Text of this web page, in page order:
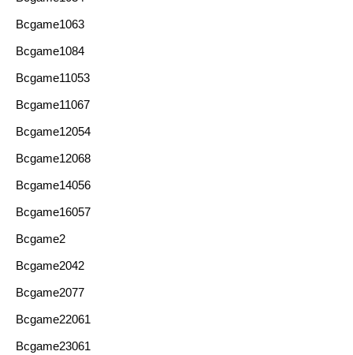
Bcgame1063
Bcgame1084
Bcgame11053
Bcgame11067
Bcgame12054
Bcgame12068
Bcgame14056
Bcgame16057
Bcgame2
Bcgame2042
Bcgame2077
Bcgame22061
Bcgame23061